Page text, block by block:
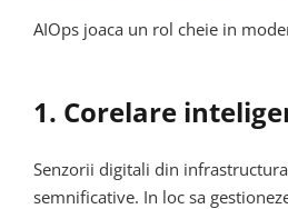
AIOps joaca un rol cheie in
1. Corelare
Senzorii digitali din
semnificative. In loc sa